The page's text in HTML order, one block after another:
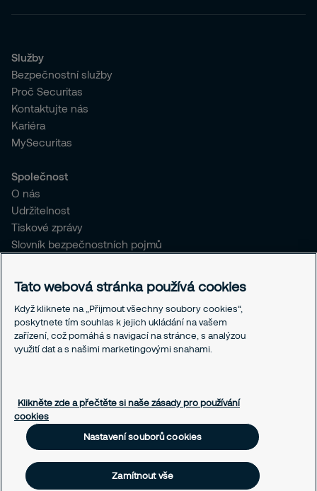
Služby
Bezpečnostní služby
Proč Securitas
Kontaktujte nás
Kariéra
MySecuritas
Společnost
O nás
Udržitelnost
Tiskové zprávy
Slovník bezpečnostních pojmů
Právní informace
Ochrana osobních údajů
Obchodní podmínky
Linka integrity
Tato webová stránka používá cookies
Když kliknete na „Přijmout všechny soubory cookies“,
poskytnete tím souhlas k jejich ukládání na vašem
zařízení, což pomáhá s navigací na stránce, s analýzou
využití dat a s našimi marketingovými snahami.
Klikněte zde a přečtěte si naše zásady pro používání
cookies
Nastavení souborů cookies
Zamítnout vše